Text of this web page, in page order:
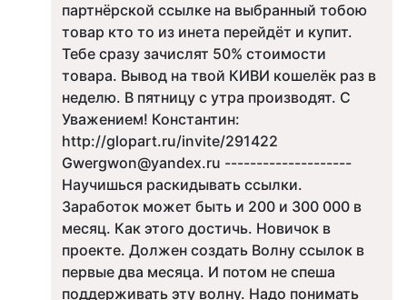
партнёрской ссылке на выбранный тобою
товар кто то из инета перейдёт и купит.
Тебе сразу зачислят 50% стоимости
товара. Вывод на твой КИВИ кошелёк раз в
неделю. В пятницу с утра производят. С
Уважением! Константин:
http://glopart.ru/invite/291422
Gwergwon@yandex.ru --------------------
Научишься раскидывать ссылки.
Заработок может быть и 200 и 300 000 в
месяц. Как этого достичь. Новичок в
проекте. Должен создать Волну ссылок в
первые два месяца. И потом не спеша
поддерживать эту волну. Надо понимать